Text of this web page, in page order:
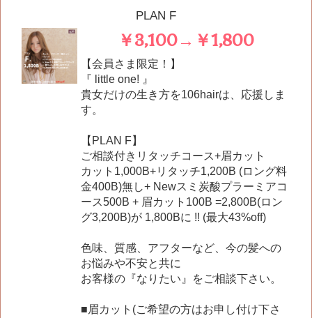
PLAN F
￥3,100→￥1,800
【会員さま限定！】
『 little one! 』
貴女だけの生き方を106hairは、応援しま
す。
【PLAN F】
ご相談付きリタッチコース+眉カット
カット1,000B+リタッチ1,200B (ロング料
金400B)無し+ Newスミ炭酸プラーミアコ
ース500B + 眉カット100B =2,800B(ロン
グ3,200B)が 1,800Bに !! (最大43%off)
色味、質感、アフターなど、今の髪への
お悩みや不安と共に
お客様の『なりたい』をご相談下さい。
■眉カット(ご希望の方はお申し付け下さ